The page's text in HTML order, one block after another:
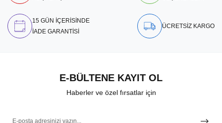
15 GÜN İÇERİSİNDE
İADE GARANTİSİ
ÜCRETSİZ KARGO
E-BÜLTENE KAYIT OL
Haberler ve özel fırsatlar için